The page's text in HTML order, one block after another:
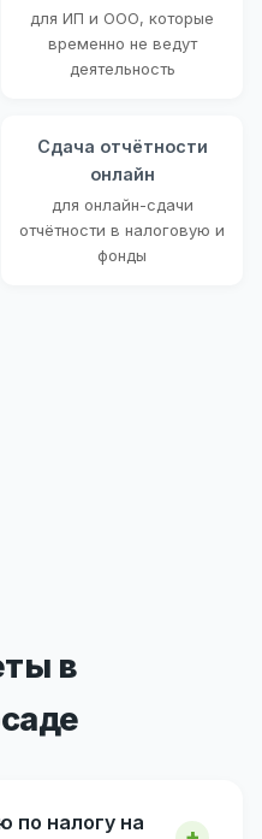
для ИП и ООО, которые
временно не ведут
деятельность
Сдача отчётности
онлайн
для онлайн-сдачи
отчётности в налоговую и
фонды
в
по налогу на